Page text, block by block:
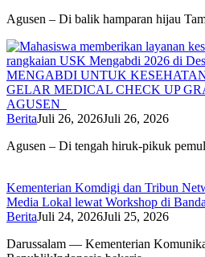
Agusen – Di balik hamparan hijau
MENGABDI UNTUK
GELAR MEDICAL CHECK UP
AGUSEN
BeritaJuli 26, 2026Juli 26, 2026
Agusen – Di tengah hiruk-pikuk
Kementerian Komdigi dan Tribun
Media Lokal lewat Workshop di
BeritaJuli 24, 2026Juli 25, 2026
Darussalam — Kementerian